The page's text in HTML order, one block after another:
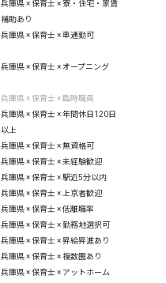
兵庫県 × 保育士 × 寮・住宅・家賃
補助あり
兵庫県 × 保育士 × 車通勤可
兵庫県 × 保育士 × オープニング
兵庫県 × 保育士 × 臨時職員
兵庫県 × 保育士 × 年間休日120日
以上
兵庫県 × 保育士 × 無資格可
兵庫県 × 保育士 × 未経験歓迎
兵庫県 × 保育士 × 駅近5分以内
兵庫県 × 保育士 × 上京者歓迎
兵庫県 × 保育士 × 低離職率
兵庫県 × 保育士 × 勤務地選択可
兵庫県 × 保育士 × 昇給昇進あり
兵庫県 × 保育士 × 複数園あり
兵庫県 × 保育士 × アットホーム